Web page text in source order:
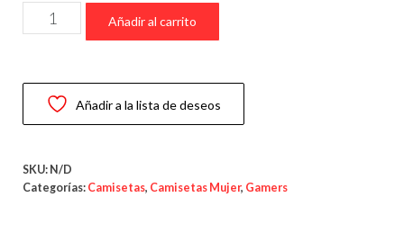
Camiseta
``Let’s
With
-
Gamer
Añadir al carrito
Añadir a la lista de deseos
SKU: N/D
Categorías: Camisetas, Camisetas Mujer, Gamers